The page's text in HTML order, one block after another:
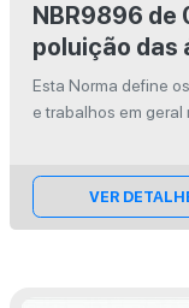
NBR9896 de 08/1993 - Glossário de
poluição das
Esta Norma define
e trabalhos em
VER